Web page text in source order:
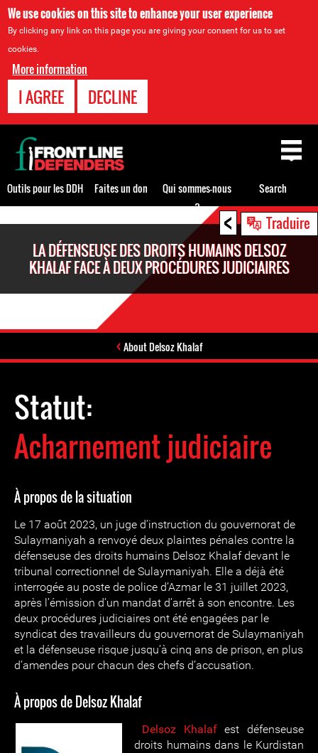
We use cookies on this site to enhance your user experience
By clicking any link on this page you are giving your consent for us to set
cookies.
More information
I AGREE DECLINE
< Traduire
LA DÉFENSEUSE DES DROITS HUMAINS DELSOZ
KHALAF FACE À DEUX PROCÉDURES JUDICIAIRES
About Delsoz Khalaf
Statut:
Acharnement judiciaire
À propos de la situation
Le 17 août 2023, un juge d’instruction du gouvernorat de
Sulaymaniyah a renvoyé deux plaintes pénales contre la
défenseuse des droits humains Delsoz Khalaf devant le
tribunal correctionnel de Sulaymaniyah. Elle a déjà été
interrogée au poste de police d’Azmar le 31 juillet 2023,
après l’émission d’un mandat d’arrêt à son encontre. Les
deux procédures judiciaires ont été engagées par le
syndicat des travailleurs du gouvernorat de Sulaymaniyah
et la défenseuse risque jusqu’à cinq ans de prison, en plus
d’amendes pour chacun des chefs d’accusation.
À propos de Delsoz Khalaf
Delsoz Khalafest défenseuse
droits humains dans le Kurdistan
Back
to
top
Outils pour les DDH Faites un don
Qui sommes-nous
?
Search